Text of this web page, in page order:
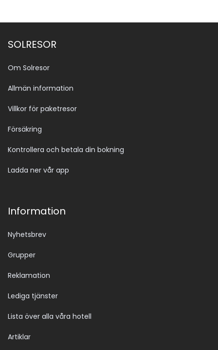
SOLRESOR
Om Solresor
Allmän information
Villkor för paketresor
Försäkring
Kontrollera och betala din bokning
Ladda ner vår app
Information
Nyhetsbrev
Grupper
Reklamation
Lediga tjänster
Lista över alla våra hotell
Artiklar